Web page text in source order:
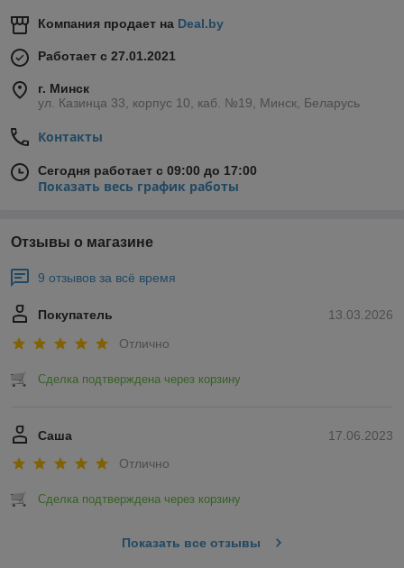
Компания продает на Deal.by
Работает с 27.01.2021
г. Минск
ул. Казинца 33, корпус 10, каб. №19, Минск, Беларусь
Контакты
Сегодня работает с 09:00 до 17:00
Показать весь график работы
Отзывы о магазине
9 отзывов за всё время
13.03.2026
Покупатель
Отлично
Сделка подтверждена через корзину
17.06.2023
Саша
Отлично
Сделка подтверждена через корзину
Показать все отзывы